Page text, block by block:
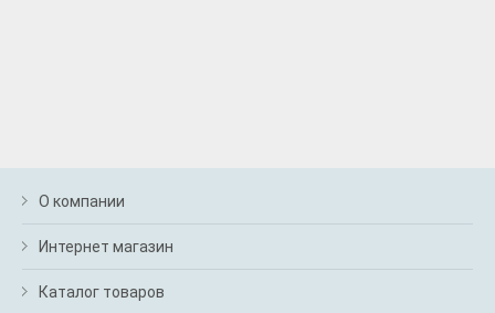
О компании
Интернет магазин
Каталог товаров